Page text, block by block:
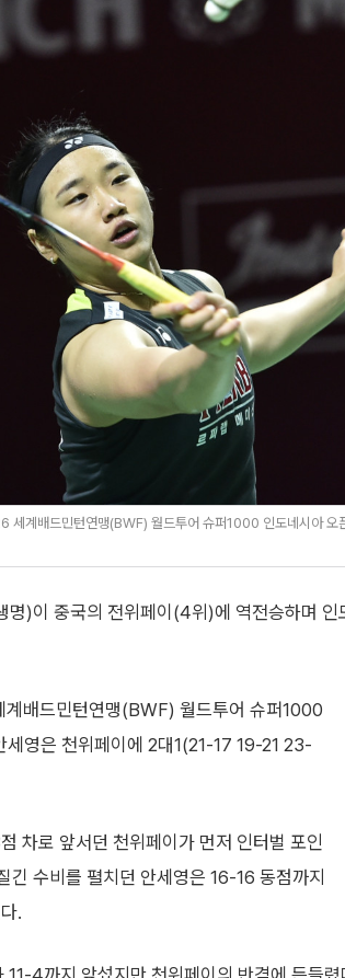
계배드민턴연맹(BWF) 월드투어 슈퍼1000 인도네시아 오
명)이 중국의 전위페이(4위)에 역전승하며 인
배드민턴연맹(BWF) 월드투어 슈퍼1000
세영은 천위페이에 2대1(21-17 19-21 23-
차로 앞서던 천위페이가 먼저 인터벌 포인
수비를 펼치던 안세영은 16-16 동점까지
.